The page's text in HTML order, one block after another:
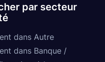
par secteur
dans Autre
dans Banque /